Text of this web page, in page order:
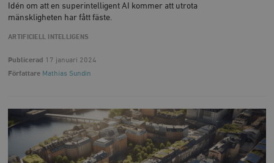
Idén om att en superintelligent AI kommer att utrota
mänskligheten har fått fäste.
ARTIFICIELL INTELLIGENS
Publicerad 17 januari 2024
Författare Mathias Sundin